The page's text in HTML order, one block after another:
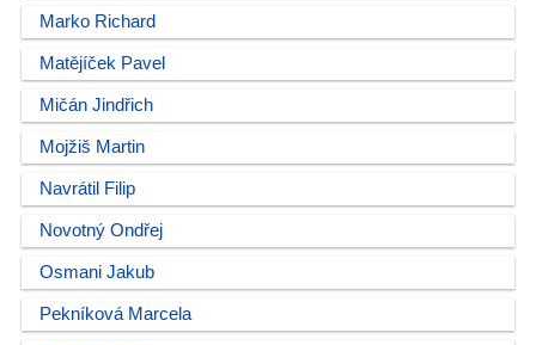
Marko Richard
Matějíček Pavel
Mičán Jindřich
Mojžiš Martin
Navrátil Filip
Novotný Ondřej
Osmani Jakub
Pekníková Marcela